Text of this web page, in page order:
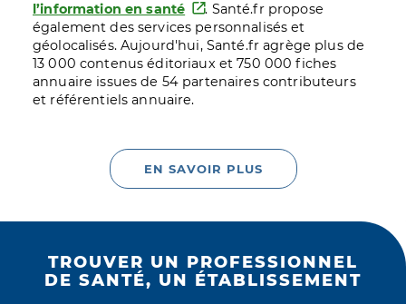
l’information en santé
. Santé.fr propose
également des services personnalisés et
géolocalisés. Aujourd'hui, Santé.fr agrège plus de
13 000 contenus éditoriaux et 750 000 fiches
annuaire issues de 54 partenaires contributeurs
et référentiels annuaire.
EN SAVOIR PLUS
TROUVER UN PROFESSIONNEL
DE SANTÉ, UN ÉTABLISSEMENT